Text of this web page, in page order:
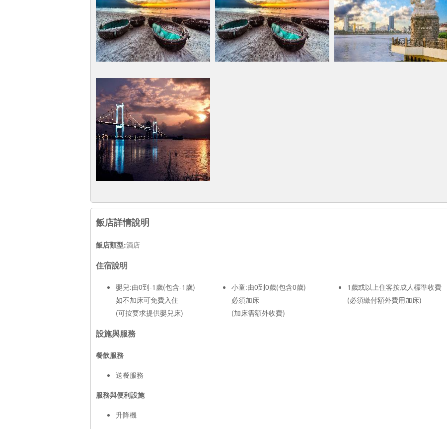
飯店詳情說明
飯店類型:酒店
住宿說明
嬰兒:由0到-1歲(包含-1歲)
如不加床可免費入住
(可按要求提供嬰兒床)
小童:由0到0歲(包含0歲)
必須加床
(加床需額外收費)
1歲或以上住客按成人標準收費
(必須繳付額外費用加床)
設施與服務
餐飲服務
送餐服務
服務與便利設施
升降機